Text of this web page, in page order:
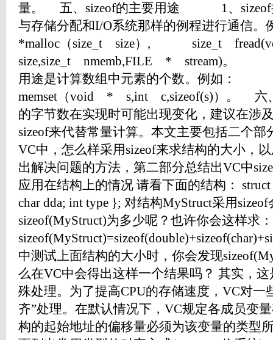
量。 五、sizeof的主要用途 1、sizeof
与存储分配和I/O系统那样的例程进行
*malloc（size_t size）, size_t
size,size_t nmemb,FILE * stream)。 2
用途是计算数组中元素的个数。例
memset（void * s,int c,sizeof(s)）。
的字节数在实现时可能出现变化，建议在涉
sizeof来代替常量计算。本文主要包括二个
VC中，怎么样采用sizeof来求结构的大小，
出解决问题的方法，第二部分总结出VC中
应用在结构上的情况 请看下面的结构：
char dda; int type }; 对结构MyStruct采用
sizeof(MyStruct)为多少呢？也许你会这样求：
中测试上面结构的大小时，你会发现
么在VC中会得出这样一个结果吗？ 其实，
殊处理。为了提高CPU的存储速度，VC对一
齐”处理。在默认情况下，VC规定各成员变
构的起始地址的偏移量必须为该变量的类型